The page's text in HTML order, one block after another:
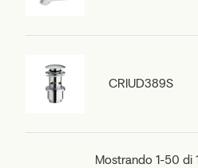
CRIUD389S
Mostrando 1-50 di